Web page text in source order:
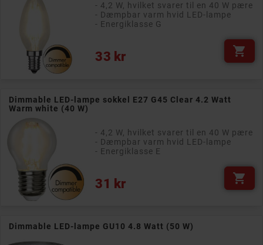
- 4,2 W, hvilket svarer til en 40 W pære
- Dæmpbar varm hvid LED-lampe
- Energiklasse G
33 kr
Pris 
Dimmable LED-lampe sokkel E27 G45 Clear 4.2 Watt
Warm white (40 W)
- 4,2 W, hvilket svarer til en 40 W pære
- Dæmpbar varm hvid LED-lampe
- Energiklasse E
31 kr
Pris 
Dimmable LED-lampe GU10 4.8 Watt (50 W)